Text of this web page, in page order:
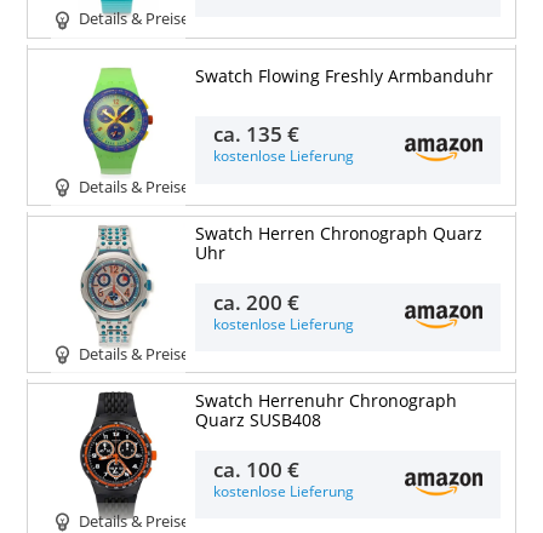
Details & Preise
Details & Preise
Swatch Flowing Freshly Armbanduhr
ca. 135 €
kostenlose Lieferung
Details & Preise
Swatch Herren Chronograph Quarz
Uhr
ca.200 €
kostenlose Lieferung
Details & Preise
Swatch Herrenuhr Chronograph
Quarz SUSB408
ca. 100 €
kostenlose Lieferung